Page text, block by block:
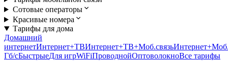
Сотовые операторы
Красивые номера
Тарифы для дома
Домашний
интернетИнтернет+ТВИнтернет+ТВ+Моб.связь
Гб/cБыстрыеДля игрWiFiПроводнойОптоволокноВсе тарифы